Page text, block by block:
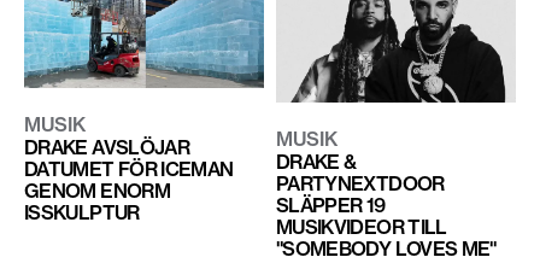
MUSIK
DRAKE AVSLÖJAR
DATUMET FÖR ICEMAN
GENOM ENORM
ISSKULPTUR
MUSIK
DRAKE &
PARTYNEXTDOOR
SLÄPPER 19
MUSIKVIDEOR TILL
"SOMEBODY LOVES ME"